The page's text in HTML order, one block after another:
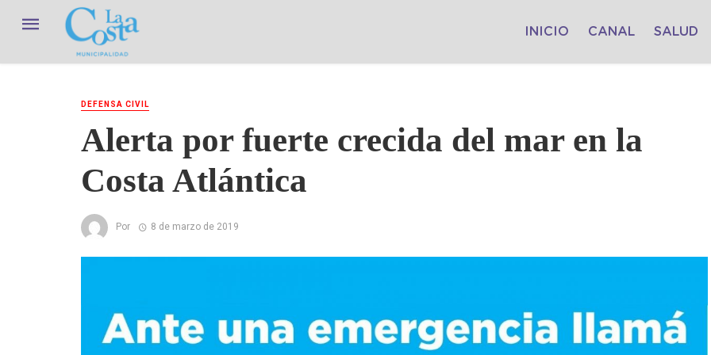
INICIO CANAL SALUD
DEFENSA CIVIL
Alerta por fuerte crecida del mar en la
Costa Atlántica
Por 8 de marzo de 2019